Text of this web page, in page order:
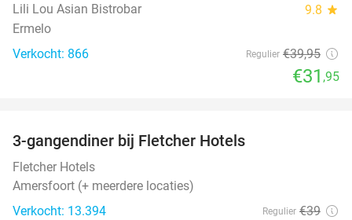
Lili Lou Asian Bistrobar 9.8 star
Ermelo
Verkocht: 866
Regulier €39,95
€31 ,95
3-gangendiner bij Fletcher Hotels
Fletcher Hotels
Amersfoort (+ meerdere locaties)
Verkocht: 13.394
Regulier €39